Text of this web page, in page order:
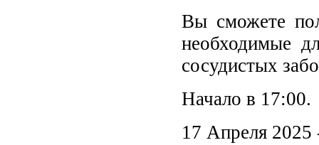
Вы сможете
необходимые
сосудистых
Начало в 17:00.
17 Апреля